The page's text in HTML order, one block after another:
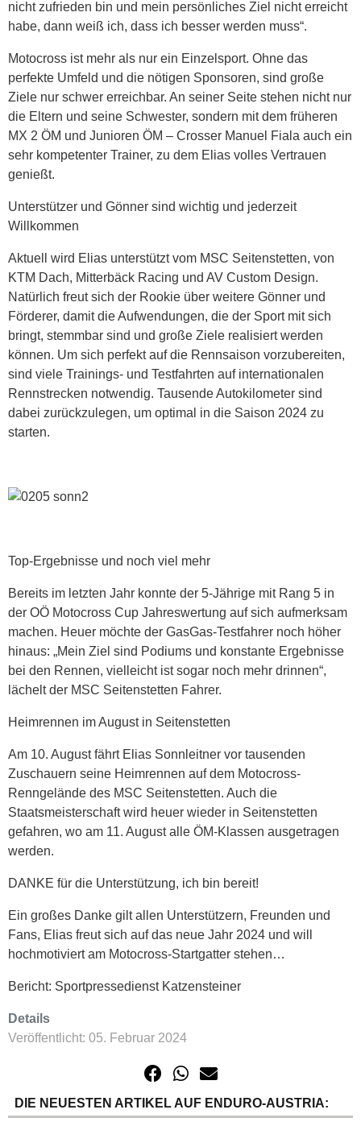
nicht zufrieden bin und mein persönliches Ziel nicht erreicht
habe, dann weiß ich, dass ich besser werden muss“.
Motocross ist mehr als nur ein Einzelsport. Ohne das
perfekte Umfeld und die nötigen Sponsoren, sind große
Ziele nur schwer erreichbar. An seiner Seite stehen nicht nur
die Eltern und seine Schwester, sondern mit dem früheren
MX 2 ÖM und Junioren ÖM – Crosser Manuel Fiala auch ein
sehr kompetenter Trainer, zu dem Elias volles Vertrauen
genießt.
Unterstützer und Gönner sind wichtig und jederzeit
Willkommen
Aktuell wird Elias unterstützt vom MSC Seitenstetten, von
KTM Dach, Mitterbäck Racing und AV Custom Design.
Natürlich freut sich der Rookie über weitere Gönner und
Förderer, damit die Aufwendungen, die der Sport mit sich
bringt, stemmbar sind und große Ziele realisiert werden
können. Um sich perfekt auf die Rennsaison vorzubereiten,
sind viele Trainings- und Testfahrten auf internationalen
Rennstrecken notwendig. Tausende Autokilometer sind
dabei zurückzulegen, um optimal in die Saison 2024 zu
starten.
Top-Ergebnisse und noch viel mehr
Bereits im letzten Jahr konnte der 5-Jährige mit Rang 5 in
der OÖ Motocross Cup Jahreswertung auf sich aufmerksam
machen. Heuer möchte der GasGas-Testfahrer noch höher
hinaus: „Mein Ziel sind Podiums und konstante Ergebnisse
bei den Rennen, vielleicht ist sogar noch mehr drinnen“,
lächelt der MSC Seitenstetten Fahrer.
Heimrennen im August in Seitenstetten
Am 10. August fährt Elias Sonnleitner vor tausenden
Zuschauern seine Heimrennen auf dem Motocross-
Renngelände des MSC Seitenstetten. Auch die
Staatsmeisterschaft wird heuer wieder in Seitenstetten
gefahren, wo am 11. August alle ÖM-Klassen ausgetragen
werden.
DANKE für die Unterstützung, ich bin bereit!
Ein großes Danke gilt allen Unterstützern, Freunden und
Fans, Elias freut sich auf das neue Jahr 2024 und will
hochmotiviert am Motocross-Startgatter stehen…
Bericht: Sportpressedienst Katzensteiner
Details
Veröffentlicht: 05. Februar 2024
DIE NEUESTEN ARTIKEL AUF ENDURO-AUSTRIA: